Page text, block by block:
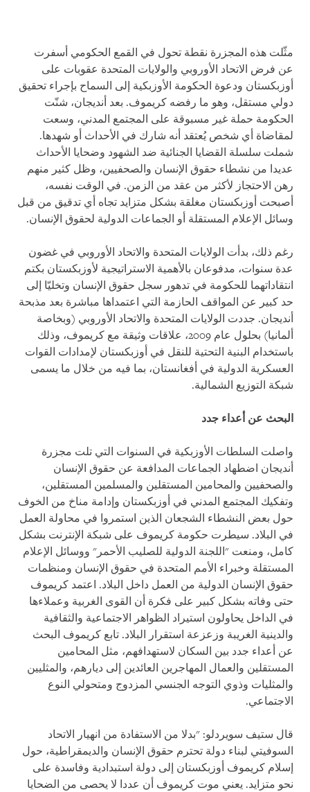
مثّلت هذه المجزرة نقطة تحول في القمع الحكومي أسفرت
عن فرض الاتحاد الأوروبي والولايات المتحدة عقوبات على
أوزبكستان ودعوة الحكومة الأوزبكية إلى السماح بإجراء تحقيق
دولي مستقل، وهو ما رفضه كريموف. بعد أنديجان، شنّت
الحكومة حملة غير مسبوقة على المجتمع المدني، وسعت
لمقاضاة أي شخص يُعتقد أنه شارك في الأحداث أو شهدها.
شملت سلسلة القضايا الجنائية ضد الشهود وضحايا الأحداث
عديدا من نشطاء حقوق الإنسان والصحفيين، وظل كثير منهم
رهن الاحتجاز لأكثر من عقد من الزمن. في الوقت نفسه،
أصبحت أوزبكستان مغلقة بشكل متزايد تجاه أي تدقيق من قبل
وسائل الإعلام المستقلة أو الجماعات الدولية لحقوق الإنسان.
رغم ذلك، بدأت الولايات المتحدة والاتحاد الأوروبي في غضون
عدة سنوات، مدفوعان بالأهمية الاستراتيجية لأوزبكستان بكتم
انتقاداتهما للحكومة في تدهور سجل حقوق الإنسان وتخليّا إلى
حد كبير عن المواقف الحازمة التي اعتمداها مباشرة بعد مذبحة
أنديجان. جددت الولايات المتحدة والاتحاد الأوروبي (وبخاصة
ألمانيا) بحلول عام 2009، علاقات وثيقة مع كريموف، وذلك
باستخدام البنية التحتية للنقل في أوزبكستان لإمدادات القوات
العسكرية الدولية في أفغانستان، بما فيه من خلال ما يسمى
شبكة التوزيع الشمالية.
البحث عن أعداء جدد
واصلت السلطات الأوزبكية في السنوات التي تلت مجزرة
أنديجان اضطهاد الجماعات المدافعة عن حقوق الإنسان
والصحفيين والمحامين المستقلين والمسلمين المستقلين،
وتفكيك المجتمع المدني في أوزبكستان وإدامة مناخ من الخوف
حول بعض النشطاء الشجعان الذين استمروا في محاولة العمل
في البلاد. سيطرت حكومة كريموف على شبكة الإنترنت بشكل
كامل، ومنعت "اللجنة الدولية للصليب الأحمر" ووسائل الإعلام
المستقلة وخبراء الأمم المتحدة في حقوق الإنسان ومنظمات
حقوق الإنسان الدولية من العمل داخل البلاد. اعتمد كريموف
حتى وفاته بشكل كبير على فكرة أن القوى الغربية وعملاءها
في الداخل يحاولون استيراد الظواهر الاجتماعية والثقافية
والدينية الغريبة وزعزعة استقرار البلاد. تابع كريموف البحث
عن أعداء جدد بين السكان لاستهدافهم، مثل المحامين
المستقلين والعمال المهاجرين العائدين إلى ديارهم، والمثليين
والمثليات وذوي التوجه الجنسي المزدوج ومتحولي النوع
الاجتماعي.
قال ستيف سويردلو: "بدلا من الاستفادة من انهيار الاتحاد
السوفيتي لبناء دولة تحترم حقوق الإنسان والديمقراطية، حول
إسلام كريموف أوزبكستان إلى دولة استبدادية وفاسدة على
نحو متزايد. يعني موت كريموف أن عددا لا يحصى من الضحايا